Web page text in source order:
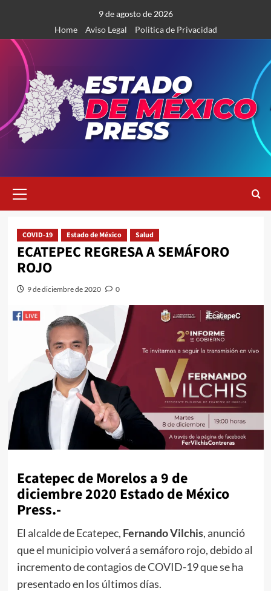
contenido
9 de agosto de 2026
Home
Aviso Legal Politica de Privacidad
primario
COVID-19 Estado de México Salud
ECATEPEC REGRESA A SEMÁFORO
ROJO
9 de diciembre de 2020 0
Ecatepec de Morelos a 9 de
diciembre 2020 Estado de México
Press.-
El alcalde de Ecatepec, Fernando Vilchis, anunció
que el municipio volverá a semáforo rojo, debido al
incremento de contagios de COVID-19 que se ha
presentado en los últimos días.